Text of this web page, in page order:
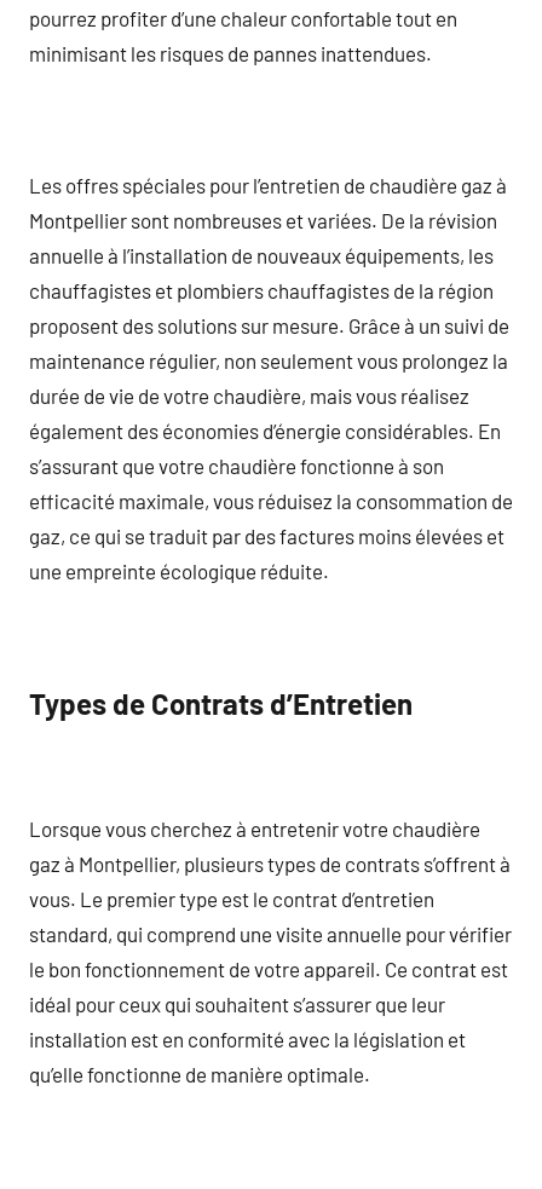
pourrez profiter d’une chaleur confortable tout en
minimisant les risques de pannes inattendues.
Les offres spéciales pour l’entretien de chaudière gaz à
Montpellier sont nombreuses et variées. De la révision
annuelle à l’installation de nouveaux équipements, les
chauffagistes et plombiers chauffagistes de la région
proposent des solutions sur mesure. Grâce à un suivi de
maintenance régulier, non seulement vous prolongez la
durée de vie de votre chaudière, mais vous réalisez
également des économies d’énergie considérables. En
s’assurant que votre chaudière fonctionne à son
efficacité maximale, vous réduisez la consommation de
gaz, ce qui se traduit par des factures moins élevées et
une empreinte écologique réduite.
Types de Contrats d’Entretien
Lorsque vous cherchez à entretenir votre chaudière
gaz à Montpellier, plusieurs types de contrats s’offrent à
vous. Le premier type est le contrat d’entretien
standard, qui comprend une visite annuelle pour vérifier
le bon fonctionnement de votre appareil. Ce contrat est
idéal pour ceux qui souhaitent s’assurer que leur
installation est en conformité avec la législation et
qu’elle fonctionne de manière optimale.